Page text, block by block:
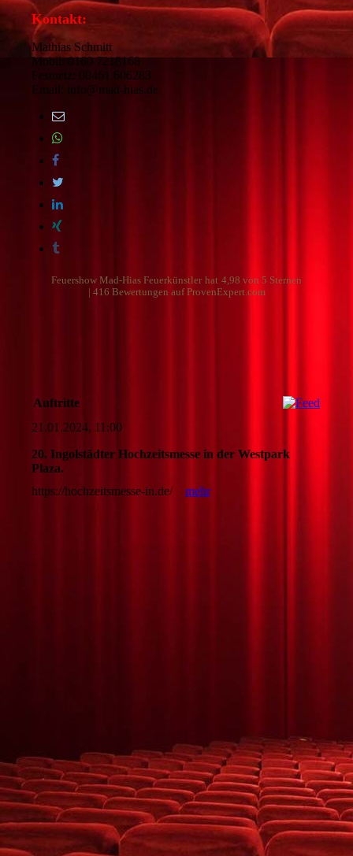
Kontakt:
Mathias Schmitt
Mobil: 0160 7218168
Festnetz: 08461 606283
Email: info@mad-hias.de
Auftritte
21.01.2024, 11:00
20. Ingolstädter Hochzeitsmesse in der Westpark
Plaza.
https://hochzeitsmesse-in.de/ mehr